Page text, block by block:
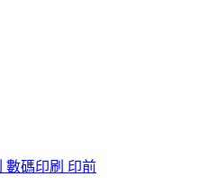
數碼印刷 印前